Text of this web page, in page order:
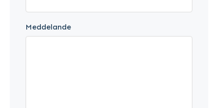
Meddelande